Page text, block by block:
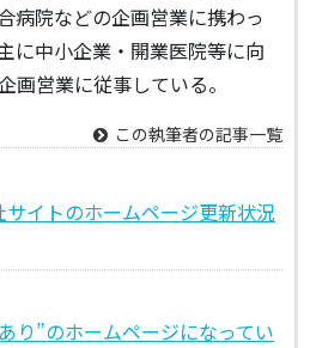
病院などの企画営業に携わっ
に中小企業・開業医院等に向
画営業に従事している。
この執筆者の記事一覧
イトのホームページ更新状況
り”のホームページになってい